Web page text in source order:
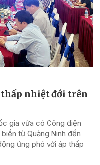
thấp nhiệt đới trên
gia vừa có Công điện
từ Quảng Ninh đến
ứng phó với áp thấp